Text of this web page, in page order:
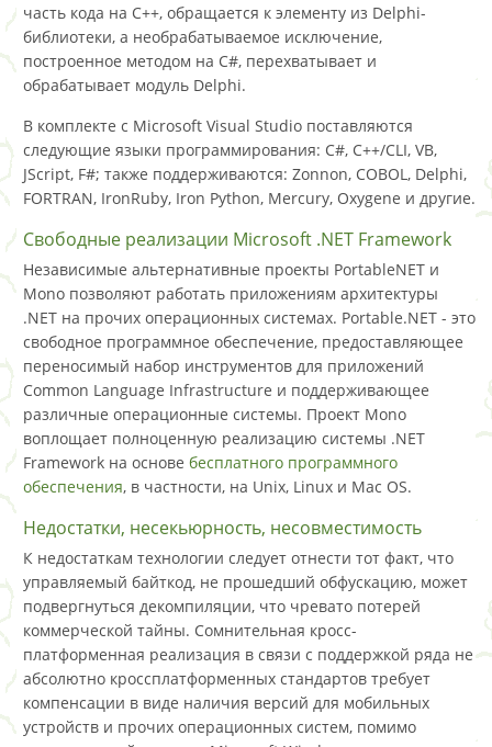
часть кода на C++, обращается к элементу из Delphi-
библиотеки, а необрабатываемое исключение,
построенное методом на C#, перехватывает и
обрабатывает модуль Delphi.
В комплекте с Microsoft Visual Studio поставляются
следующие языки программирования: C#, C++/CLI, VB,
JScript, F#; также поддерживаются: Zonnon, COBOL, Delphi,
FORTRAN, IronRuby, Iron Python, Mercury, Oxygene и другие.
Свободные реализации Microsoft .NET Framework
Независимые альтернативные проекты PortableNET и
Mono позволяют работать приложениям архитектуры
.NET на прочих операционных системах. Portable.NET - это
свободное программное обеспечение, предоставляющее
переносимый набор инструментов для приложений
Common Language Infrastructure и поддерживающее
различные операционные системы. Проект Mono
воплощает полноценную реализацию системы .NET
Framework на основе бесплатного программного
обеспечения, в частности, на Unix, Linux и Mac OS.
Недостатки, несекьюрность, несовместимость
К недостаткам технологии следует отнести тот факт, что
управляемый байткод, не прошедший обфускацию, может
подвергнуться декомпиляции, что чревато потерей
коммерческой тайны. Сомнительная кросс-
платформенная реализация в связи с поддержкой ряда не
абсолютно кроссплатформенных стандартов требует
компенсации в виде наличия версий для мобильных
устройств и прочих операционных систем, помимо